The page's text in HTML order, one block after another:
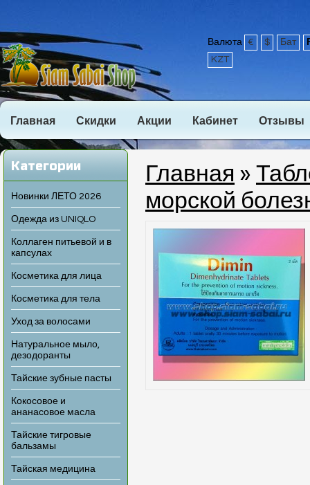
Валюта € $ Бат
KZT
Главная Скидки Акции Кабинет Отзывы
Категории
Новинки ЛЕТО 2026
Одежда из UNIQLO
Коллаген питьевой и в
капсулах
Косметика для лица
Косметика для тела
Уход за волосами
Натуральное мыло,
дезодоранты
Тайские зубные пасты
Кокосовое и
ананасовое масла
Тайские тигровые
бальзамы
Тайская медицина
Главная »
морской